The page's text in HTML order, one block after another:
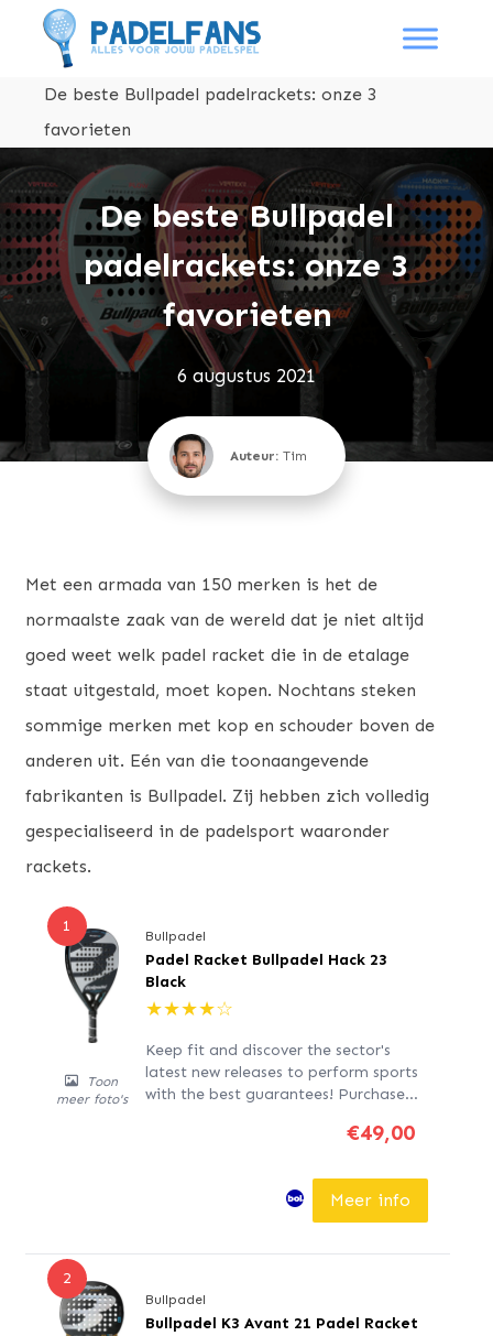
De beste Bullpadel padelrackets: onze 3
favorieten
De beste Bullpadel
padelrackets: onze 3
favorieten
6 augustus 2021
Auteur: Tim
Met een armada van 150 merken is het de
normaalste zaak van de wereld dat je niet altijd
goed weet welk padel racket die in de etalage
staat uitgestald, moet kopen. Nochtans steken
sommige merken met kop en schouder boven de
anderen uit. Eén van die toonaangevende
fabrikanten is Bullpadel. Zij hebben zich volledig
gespecialiseerd in de padelsport waaronder
rackets.
1
Toon
meer foto's
Bullpadel
Padel Racket Bullpadel Hack 23
Black
★★★★☆
Keep fit and discover the sector's
latest new releases to perform sports
with the best guarantees! Purchase
at the best price and enjoy a healthy
One size Recommended age: Kids
€49,00
Meer info
2
Bullpadel
Bullpadel K3 Avant 21 Padel Racket